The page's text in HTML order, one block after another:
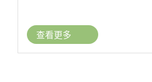
查看更多